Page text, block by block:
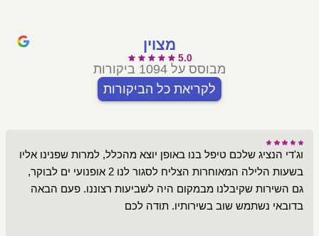
מצוין
5.0
מבוסס על 1094 ביקורות
לקריאת כל הביקורות
וג'די הנציג שלכם טיפל בנו באופן יוצא מהכלל, למרות שפנינו אליו
בשעות הלילה המאוחרות הצליח לסגור לנו 2 אופנועי ים לבוקר,
גם השירות שקיבלנו מבמקום היה לשביעות רצוננו. פעם הבאה
בדובאי נשתמש שוב בשירותיו. תודה לכם